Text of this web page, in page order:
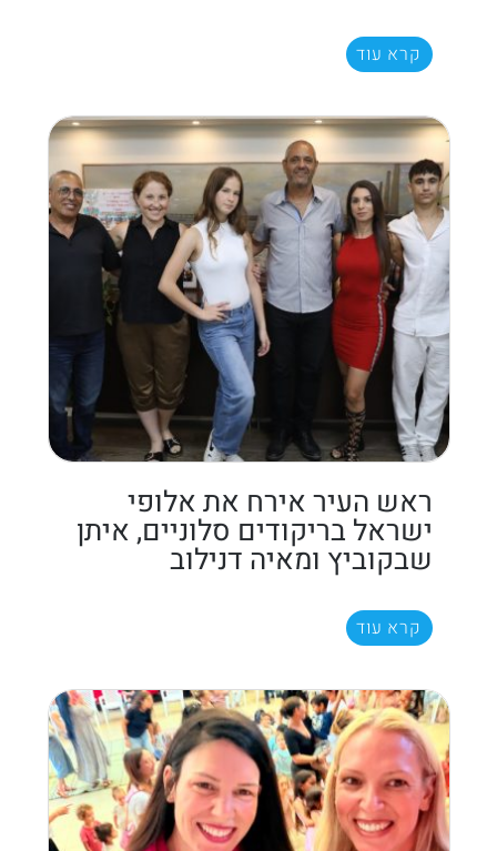
קרא עוד
ראש העיר אירח את אלופי
ישראל בריקודים סלוניים, איתן
שבקוביץ ומאיה דנילוב
קרא עוד